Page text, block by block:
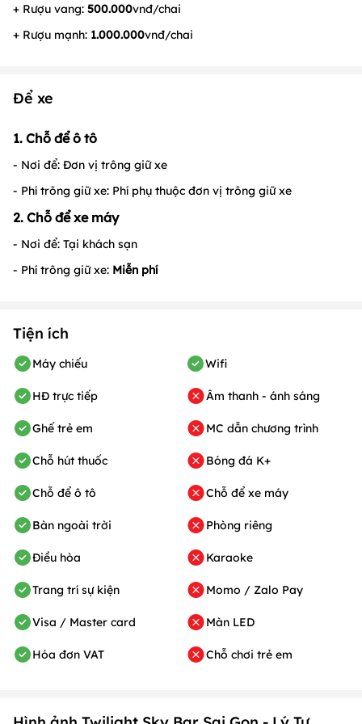
+ Rượu vang: 500.000vnđ/chai
+ Rượu mạnh: 1.000.000vnđ/chai
Để xe
1. Chỗ để ô tô
- Nơi để: Đơn vị trông giữ xe
- Phí trông giữ xe: Phí phụ thuộc đơn vị trông giữ xe
2. Chỗ để xe máy
- Nơi để: Tại khách sạn
- Phí trông giữ xe: Miễn phí
Tiện ích
Máy chiếu
HĐ trực tiếp
Ghế trẻ em
Chỗ hút thuốc
Chỗ để ô tô
Bàn ngoài trời
Điều hòa
Trang trí sự kiện
Visa / Master card
Hóa đơn VAT
Wifi
Âm thanh - ánh sáng
MC dẫn chương trình
Bóng đá K+
Chỗ để xe máy
Phòng riêng
Karaoke
Momo / Zalo Pay
Màn LED
Chỗ chơi trẻ em